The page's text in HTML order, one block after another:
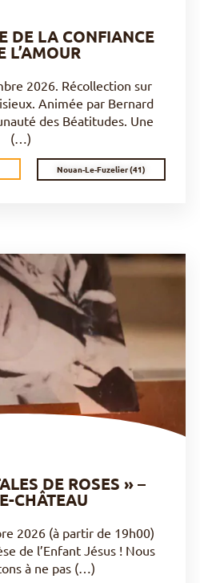
DE LA CONFIANCE
L’AMOUR
2026. Récollection sur
Animée par Bernard
des Béatitudes. Une
(…)
Nouan-Le-Fuzelier (41)
DE ROSES » –
CHÂTEAU
2026 (à partir de 19h00)
de l’Enfant Jésus ! Nous
à ne pas (…)